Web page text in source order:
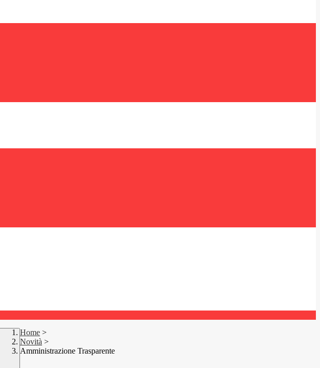
Home >
Novità >
Amministrazione Trasparente